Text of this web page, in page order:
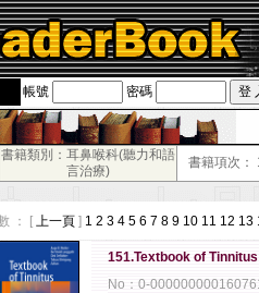
帳號 密碼
書籍類別：耳鼻喉科(聽力和語
言治療)
書籍項次：
： [ 上一頁 ] 1 2 3 4 5 6 7 8 9 10 11 12 13
151.Textbook of
No：0-